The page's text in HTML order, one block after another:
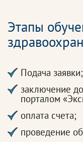
Этапы
Подача заявки;
заключение
порталом
оплата счета;
проведение